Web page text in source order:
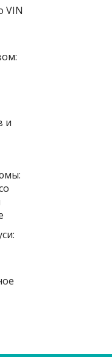
VIN
и